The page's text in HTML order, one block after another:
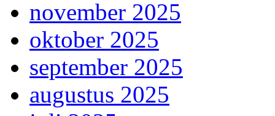
november 2025
oktober 2025
september 2025
augustus 2025